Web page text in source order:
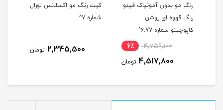
رنگ مو بدون آمونیاک فیتو
رنگ قهوه ای روشن
کاپوچینو شماره 6.77^
4,759,100 6٪
4,517,800 تومان
کیت رنگ مو اکسلانس لورال
شماره 7^
2,345,500 تومان